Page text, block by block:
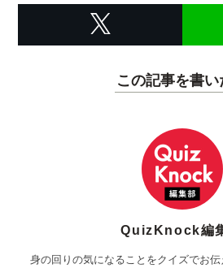
この記事を書い
QuizKnock編
身の回りの気になることをクイズでお伝